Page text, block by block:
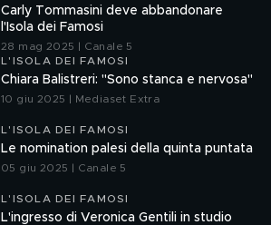
Carly Tommasini deve abbandonare
l'Isola dei Famosi
28 mag 2025 | Canale 5
L'ISOLA DEI FAMOSI
Chiara Balistreri: "Sono stanca e nervosa"
10 giu 2025 | Mediaset Extra
L'ISOLA DEI FAMOSI
Le nomination palesi della quinta puntata
05 giu 2025 | Canale 5
L'ISOLA DEI FAMOSI
L'ingresso di Veronica Gentili in studio